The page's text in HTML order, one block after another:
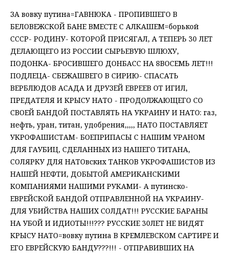
ЗА вовку путина=ГАВНЮКА - ПРОПИВШЕГО В
БЕЛОВЕЖСКОЙ БАНЕ ВМЕСТЕ С АЛКАШЕМ=борькой
СССР- РОДИНУ- КОТОРОЙ ПРИСЯГАЛ, А ТЕПЕРЬ 30 ЛЕТ
ДЕЛАЮЩЕГО ИЗ РОССИИ СЫРЬЕВУЮ ШЛЮХУ,
ПОДОНКА- БРОСИВШЕГО ДОНБАСС НА 8ВОСЕМЬ ЛЕТ!!!
ПОДЛЕЦА- СБЕЖАШВЕГО В СИРИЮ- СПАСАТЬ
ВЕРБЛЮДОВ АСАДА И ДРУЗЕЙ ЕВРЕЕВ ОТ ИГИЛ,
ПРЕДАТЕЛЯ И КРЫСУ НАТО - ПРОДОЛЖАЮЩЕГО СО
СВОЕЙ БАНДОЙ ПОСТАВЛЯТЬ НА УКРАИНУ И НАТО: газ,
нефть, уран, титан, удобрения,,,,, НАТО ПОСТАВЛЯЕТ
УКРОФАШИСТАМ- БОЕПРИПАСЫ С НАШИМ УРАНОМ
ДЛЯ ГАУБИЦ, СДЕЛАННЫХ ИЗ НАШЕГО ТИТАНА,
СОЛЯРКУ ДЛЯ НАТОвских ТАНКОВ УКРОФАШИСТОВ ИЗ
НАШЕЙ НЕФТИ, ДОБЫТОЙ АМЕРИКАНСКИМИ
КОМПАНИЯМИ НАШИМИ РУКАМИ- А путинско-
ЕВРЕЙСКОЙ БАНДОЙ ОТПРАВЛЕННОЙ НА УКРАИНУ-
ДЛЯ УБИЙСТВА НАШИХ СОЛДАТ!!! РУССКИЕ БАРАНЫ
НА УБОЙ И ИДИОТЫ!!!??? РУССКИЕ 30ЛЕТ НЕ ВИДЯТ
КРЫСУ НАТО=вовку путина В КРЕМЛЕВСКОМ САРТИРЕ И
ЕГО ЕВРЕЙСКУЮ БАНДУ???!!! - ОТПРАВИВШИХ НА